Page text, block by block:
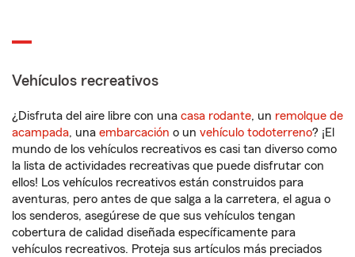
Vehículos recreativos
¿Disfruta del aire libre con una casa rodante, un remolque de
acampada, una embarcación o un vehículo todoterreno? ¡El
mundo de los vehículos recreativos es casi tan diverso como
la lista de actividades recreativas que puede disfrutar con
ellos! Los vehículos recreativos están construidos para
aventuras, pero antes de que salga a la carretera, el agua o
los senderos, asegúrese de que sus vehículos tengan
cobertura de calidad diseñada específicamente para
vehículos recreativos. Proteja sus artículos más preciados